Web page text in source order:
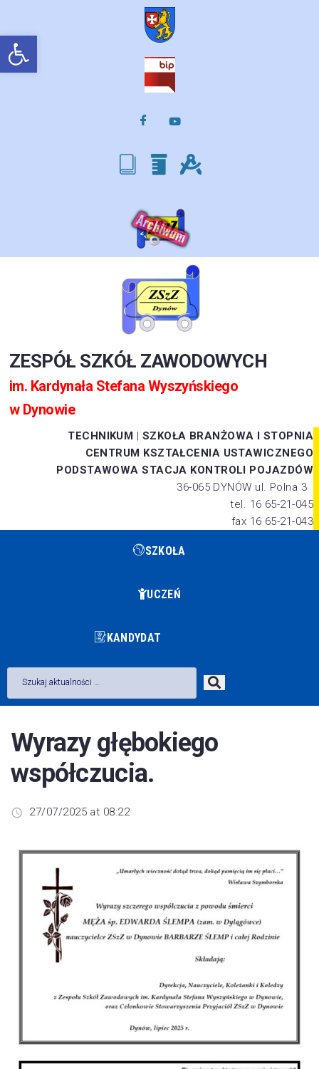
Otwórz pasek narzędzi
ZESPÓŁ SZKÓŁ ZAWODOWYCH
im. Kardynała Stefana Wyszyńskiego
w Dynowie
TECHNIKUM | SZKOŁA BRANŻOWA I STOPNIA
CENTRUM KSZTAŁCENIA USTAWICZNEGO
PODSTAWOWA STACJA KONTROLI POJAZDÓW
36-065 DYNÓW ul. Polna 3
tel. 16 65-21-045
fax 16 65-21-043
SZKOŁA
UCZEŃ
KANDYDAT
Wyrazy głębokiego
współczucia.
27/07/2025 at 08:22